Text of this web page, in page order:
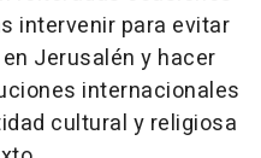
intervenir para evitar
Jerusalén y hacer
internacionales
cultural y religiosa